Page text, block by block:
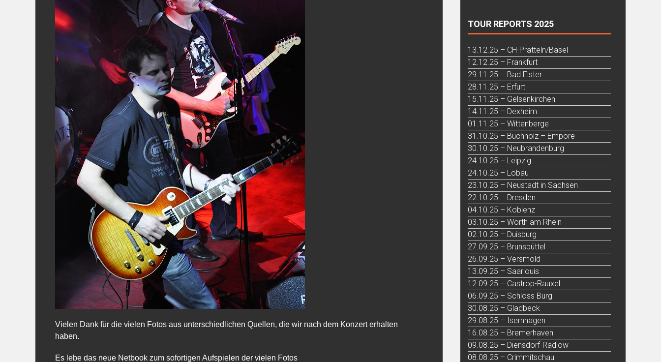
Vielen Dank für die vielen Fotos aus unterschiedlichen Quellen, die wir nach dem Konzert erhalten
haben.
Es lebe das neue Netbook zum sofortigen Aufspielen der vielen Fotos
TOUR REPORTS 2025
13.12.25 – CH-Pratteln/Basel
12.12.25 – Frankfurt
29.11.25 – Bad Elster
28.11.25 – Erfurt
15.11.25 – Gelsenkirchen
14.11.25 – Dexheim
01.11.25 – Wittenberge
31.10.25 – Buchholz – Empore
30.10.25 – Neubrandenburg
24.10.25 – Leipzig
24.10.25 – Löbau
23.10.25 – Neustadt in Sachsen
22.10.25 – Dresden
04.10.25 – Koblenz
03.10.25 – Wörth am Rhein
02.10.25 – Duisburg
27.09.25 – Brunsbüttel
26.09.25 – Versmold
13.09.25 – Saarlouis
12.09.25 – Castrop-Rauxel
06.09.25 – Schloss Burg
30.08.25 – Gladbeck
29.08.25 – Isernhagen
16.08.25 – Bremerhaven
09.08.25 – Diensdorf-Radlow
08.08.25 – Crimmitschau